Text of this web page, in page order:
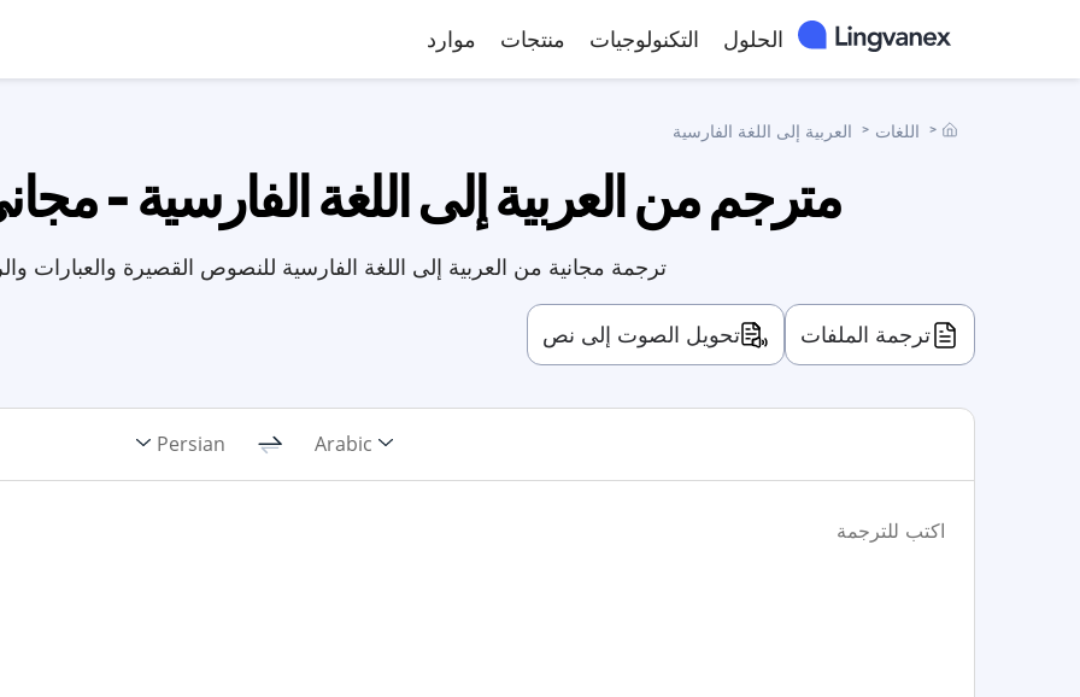
الحلول التكنولوجيات منتجات موارد
˃ اللغات ˃ العربية إلى اللغة الفارسية
مترجم من العربية إلى اللغة الفارسية -
ترجمة مجانية من العربية إلى اللغة الفارسية للنصوص القصيرة والعبارات
ترجمة الملفات تحويل الصوت إلى نص
Arabic
Persian